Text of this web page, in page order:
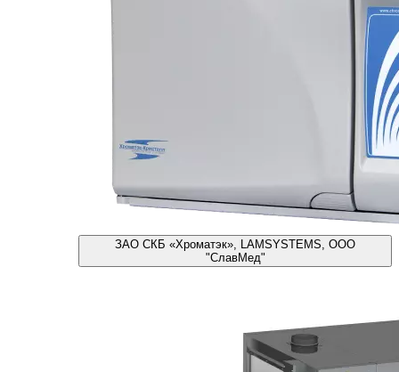
ЗАО СКБ «Хроматэк», LAMSYSTEMS, ООО
"СлавМед"